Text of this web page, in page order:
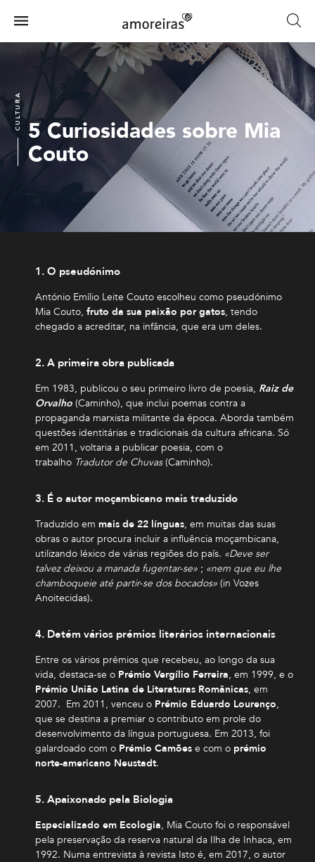
main
content
Home
Menu
CULTURA
5 Curiosidades sobre Mia
Couto
1. O pseudónimo
António Emílio Leite Couto escolheu como pseudónimo
Mia Couto, fruto da sua paixão por gatos, tendo
chegado a acreditar, na infância, que era um deles.
2. A primeira obra publicada
Em 1983, publicou o seu primeiro livro de poesia, Raiz de
Orvalho (Caminho), que inclui poemas contra a
propaganda marxista militante da época. Aborda também
questões identitárias e tradicionais da cultura africana. Só
em 2011, voltaria a publicar poesia, com o
trabalho Tradutor de Chuvas(Caminho).
3. É o autor moçambicano mais traduzido
Traduzido em mais de 22 línguas, em muitas das suas
obras o autor procura incluir a influência moçambicana,
utilizando léxico de várias regiões do país. «Deve ser
talvez deixou a manada fugentar-se» ; «nem que eu lhe
chamboqueie até partir-se dos bocados» (in Vozes
Anoitecidas).
4. Detém vários prémios literários internacionais
Entre os vários prémios que recebeu, ao longo da sua
vida, destaca-se o Prémio Vergílio Ferreira, em 1999, e o
Prémio União Latina de Literaturas Românicas, em
2007. Em 2011, venceu o Prémio Eduardo Lourenço,
que se destina a premiar o contributo em prole do
desenvolvimento da língua portuguesa. Em 2013, foi
galardoado com o Prémio Camões e com o prémio
norte-americano Neustadt.
5. Apaixonado pela Biologia
Especializado em Ecologia, Mia Couto foi o responsável
pela preservação da reserva natural da Ilha de Inhaca, em
1992. Numa entrevista à revista Isto é, em 2017, o autor